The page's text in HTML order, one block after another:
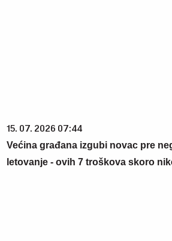
15. 07. 2026 07:44
Većina građana izgubi novac pre
letovanje - ovih 7 troškova skoro